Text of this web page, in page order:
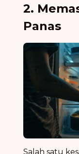
2.
Panas
Salah satu